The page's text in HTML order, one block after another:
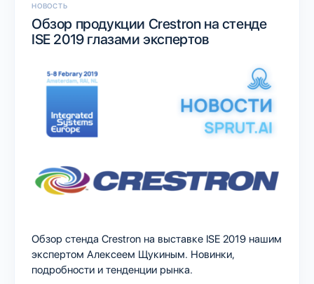
НОВОСТЬ
Обзор продукции Crestron на стенде
ISE 2019 глазами экспертов
Обзор стенда Crestron на выставке ISE 2019 нашим
экспертом Алексеем Щукиным. Новинки,
подробности и тенденции рынка.